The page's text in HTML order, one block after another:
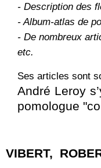
- Description des
- Album-atlas de
- De nombreux
etc.
Ses articles sont
André Leroy
pomologue
VIBERT,